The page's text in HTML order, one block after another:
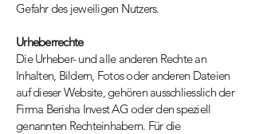
Gefahr des jeweiligen Nutzers.
Urheberrechte
Die Urheber- und alle anderen Rechte an
Inhalten, Bildern, Fotos oder anderen Dateien
auf dieser Website, gehören ausschliesslich der
Firma Berisha Invest AG oder den speziell
genannten Rechteinhabern. Für die